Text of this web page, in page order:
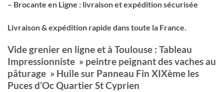
– Brocante en Ligne : livraison et expédition sécurisée
Livraison & expédition rapide dans toute la France.
Vide grenier en ligne et à Toulouse : Tableau
Impressionniste » peintre peignant des vaches au
pâturage » Huile sur Panneau Fin XIXème les
Puces d’Oc Quartier St Cyprien